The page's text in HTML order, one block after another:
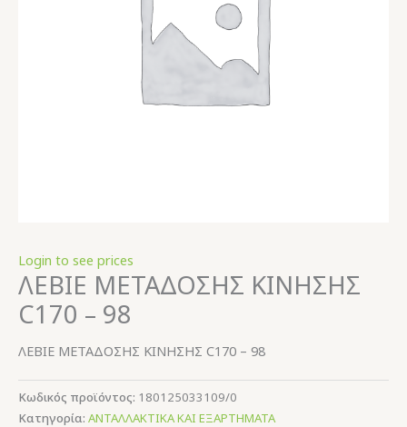
Login to see prices
ΛΕΒΙΕ ΜΕΤΑΔΟΣΗΣ ΚΙΝΗΣΗΣ
C170 – 98
ΛΕΒΙΕ ΜΕΤΑΔΟΣΗΣ ΚΙΝΗΣΗΣ C170 – 98
Κωδικός προϊόντος: 180125033109/0
Κατηγορία: ΑΝΤΑΛΛΑΚΤΙΚΑ ΚΑΙ ΕΞΑΡΤΗΜΑΤΑ